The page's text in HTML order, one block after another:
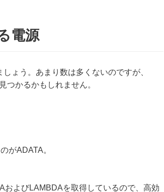
電源
ょう。あまり数は多くないのですが、
つかるかもしれません。
がADATA。
よびLAMBDAを取得しているので、高効